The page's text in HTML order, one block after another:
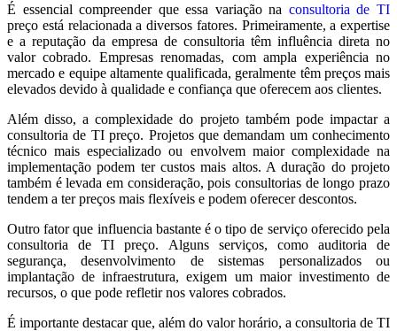
É essencial compreender que essa variação na consultoria de TI
preço está relacionada a diversos fatores. Primeiramente, a expertise
e a reputação da empresa de consultoria têm influência direta no
valor cobrado. Empresas renomadas, com ampla experiência no
mercado e equipe altamente qualificada, geralmente têm preços mais
elevados devido à qualidade e confiança que oferecem aos clientes.
Além disso, a complexidade do projeto também pode impactar a
consultoria de TI preço. Projetos que demandam um conhecimento
técnico mais especializado ou envolvem maior complexidade na
implementação podem ter custos mais altos. A duração do projeto
também é levada em consideração, pois consultorias de longo prazo
tendem a ter preços mais flexíveis e podem oferecer descontos.
Outro fator que influencia bastante é o tipo de serviço oferecido pela
consultoria de TI preço. Alguns serviços, como auditoria de
segurança, desenvolvimento de sistemas personalizados ou
implantação de infraestrutura, exigem um maior investimento de
recursos, o que pode refletir nos valores cobrados.
É importante destacar que, além do valor horário, a consultoria de TI